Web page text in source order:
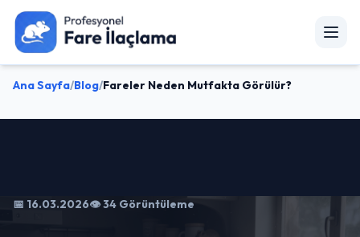
Ana Sayfa/Blog/Fareler Neden Mutfakta Görülür?
📅 16.03.2026👁️ 34 Görüntüleme